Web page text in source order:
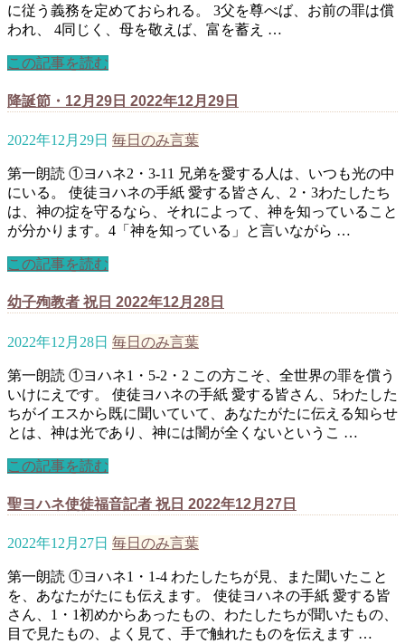
に従う義務を定めておられる。 3父を尊べば、お前の罪は償
われ、 4同じく、母を敬えば、富を蓄え …
この記事を読む
降誕節・12月29日 2022年12月29日
2022年12月29日 毎日のみ言葉
第一朗読 ①ヨハネ2・3-11 兄弟を愛する人は、いつも光の中
にいる。 使徒ヨハネの手紙 愛する皆さん、2・3わたしたち
は、神の掟を守るなら、それによって、神を知っていること
が分かります。4「神を知っている」と言いながら …
この記事を読む
幼子殉教者 祝日 2022年12月28日
2022年12月28日 毎日のみ言葉
第一朗読 ①ヨハネ1・5-2・2 この方こそ、全世界の罪を償う
いけにえです。 使徒ヨハネの手紙 愛する皆さん、5わたした
ちがイエスから既に聞いていて、あなたがたに伝える知らせ
とは、神は光であり、神には闇が全くないというこ …
この記事を読む
聖ヨハネ使徒福音記者 祝日 2022年12月27日
2022年12月27日 毎日のみ言葉
第一朗読 ①ヨハネ1・1-4 わたしたちが見、また聞いたこと
を、あなたがたにも伝えます。 使徒ヨハネの手紙 愛する皆
さん、1・1初めからあったもの、わたしたちが聞いたもの、
目で見たもの、よく見て、手で触れたものを伝えます …